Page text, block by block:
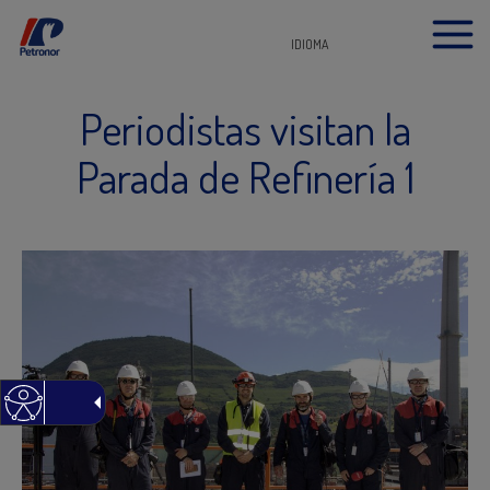
IDIOMA
Periodistas visitan la
Parada de Refinería 1